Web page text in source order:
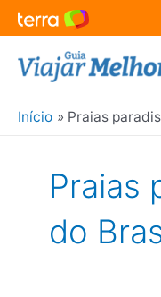
para
conteúdo
Início Praias
Praias
do